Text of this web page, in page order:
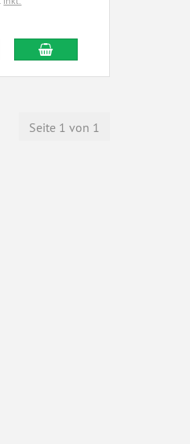
Seite 1 von 1